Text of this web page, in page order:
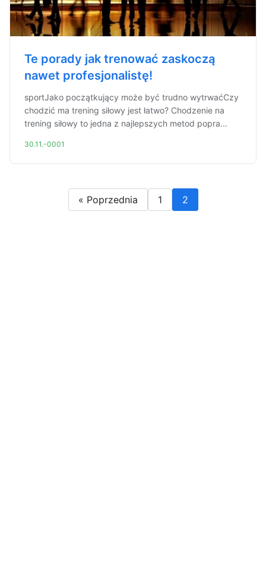
Te porady jak trenować zaskoczą
nawet profesjonalistę!
sportJako początkujący może być trudno wytrwaćCzy
chodzić ma trening siłowy jest łatwo? Chodzenie na
trening siłowy to jedna z najlepszych metod popra...
30.11.-0001
« Poprzednia 1 2